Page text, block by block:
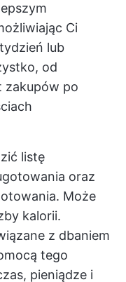
Ci
lub
od
zakupów po
listę
oraz
Może
kalorii.
z dbaniem
tego
pieniądze i